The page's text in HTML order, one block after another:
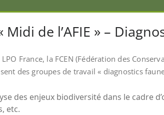
de l’AFIE » –
France, la FCEN (Fédération des
des groupes de travail « diagnostics
des enjeux biodiversité dans le cadre
etc.